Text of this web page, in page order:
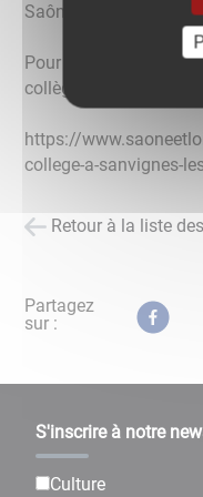
Saône-et-Loire.
Pour en savoir plus et
collège, rendez-vous
https://
college-a-sanvignes-
Retour à la liste
Partagez
sur :
S'inscrire à notre
Culture